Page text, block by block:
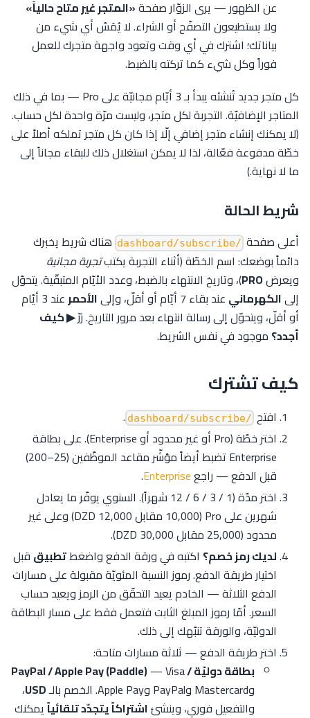
عن الظهور — يرى الزوّار صفحة«المتجر غير متاح حالياً»
ولا يستطيعون التصفّح أو الشراء. لا يُمَسّ أي شيء من
بياناتك؛ اشترك في أي وقت وتعود واجهة متجرك للعمل
فوراً وكل شيء كما تركته بالضبط.
كل متجر جديد تُنشئه يبدأ بـ 3 أيّام مجانيّة على Pro — بما في ذلك
المتاجر الإضافيّة. التجربة لكل متجر، وليست مرّة واحدة لكل حساب.
(لا يمكنك إنشاء متجر إضافي إلّا إذا كان كل متجر تملكه أصلاً على
خطّة مدفوعة فعّالة، لذا لا يمكن استغلال ذلك للبقاء مجاناً إلى
ما لا نهاية.)
شريط الحالة
أعلى صفحة /dashboard/subscribe
هناك شريط يخبرك
دائماً بوضعك: اسم الخطّة (أثناء التجربة يكتبتجربة مجانية
ويعرضPRO)، وتاريخ الانتهاء بالضبط، وعدد الأيّام المتبقّية. يتحوّل
إلىالكهرماني عند بقاء 7 أيّام أو أقلّ، وإلى الأحمر
عند 3 أيّام
أو أقلّ، ويتحوّل إلى رسالة انتهاء بعد مرور التاريخ. زرّ▶ كيف
أجدد؟ موجود في نفس الشريط.
كيف تشترك
افتح /dashboard/subscribe
.
اختر خطّة (Pro أو غير محدود أو Enterprise). على بطاقة
Enterprise تضبط أيضاً مؤشّر مقاعد الموظّفين (25–200)
قبل الدفع — راجعEnterprise
.
اختر مدّة (1 / 3 / 6 / 12 شهراً). السنوي يوفّر ما يعادل
شهرين على Pro (10,000 مقابل 12,000 DZD) وعلى غير
محدود (25,000 مقابل 30,000 DZD).
لديك رمز خصم؟ اكتبه في ورقة الدفع واضغطتطبيق قبل
اختيار طريقة الدفع. رموز النسبة المئويّة مقبولة على مسارات
الدفع الثلاثة — الخادم يعيد التحقّق من الرمز ويعيد حساب
السعر. أمّا رموز المبلغ الثابت فتعمل فقط على مسار البطاقة
الدوليّة، والورقة تنبّهك إلى ذلك.
اختر طريقة الدفع — ثلاثة مسارات متاحة:
بطاقة دوليّة / PayPal / Apple Pay (Paddle)— Visa
وMastercard وPayPal وApple Pay. الخصم بالـ
USD،
والتفعيل فوري، وينشئاشتراكاً يتجدّد تلقائياًيمكنك